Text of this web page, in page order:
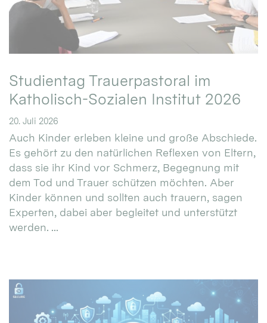
Studientag Trauerpastoral im
Katholisch-Sozialen Institut 2026
20. Juli 2026
Auch Kinder erleben kleine und große Abschiede.
Es gehört zu den natürlichen Reflexen von Eltern,
dass sie ihr Kind vor Schmerz, Begegnung mit
dem Tod und Trauer schützen möchten. Aber
Kinder können und sollten auch trauern, sagen
Experten, dabei aber begleitet und unterstützt
werden. ...